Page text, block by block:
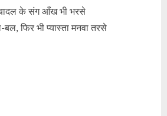
के संग आँख भी भरसे
फिर भी प्यास्ता मनवा तरसे